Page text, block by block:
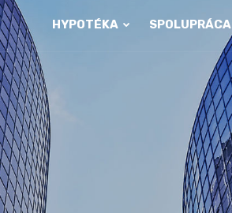
HYPOTÉKA SPOLUPRÁCA